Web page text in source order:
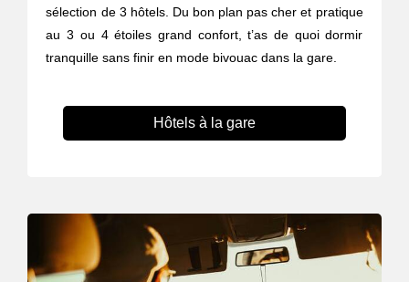
sélection de 3 hôtels. Du bon plan pas cher et pratique
au 3 ou 4 étoiles grand confort, t’as de quoi dormir
tranquille sans finir en mode bivouac dans la gare.
Hôtels à la gare